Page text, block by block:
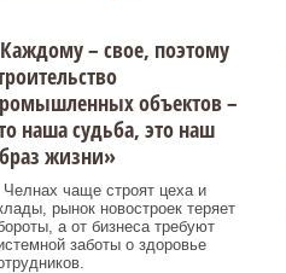
– свое, поэтому
объектов –
наша судьба, это наш
жизни»
чаще строят цеха и
рынок новостроек теряет
а от бизнеса требуют
заботы о здоровье